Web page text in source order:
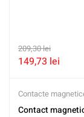
209,30lei
149,73 lei
Contacte
Contact